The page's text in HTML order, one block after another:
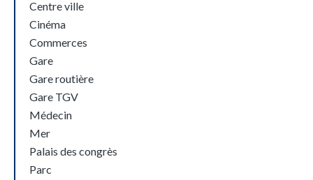
Centre ville
Cinéma
Commerces
Gare
Gare routière
Gare TGV
Médecin
Mer
Palais des congrès
Parc